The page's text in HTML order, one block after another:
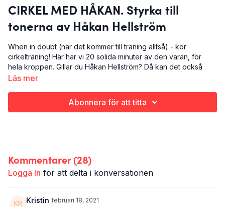
CIRKEL MED HÅKAN. Styrka till
tonerna av Håkan Hellström
When in doubt (när det kommer till träning alltså) - kör
cirkelträning! Här har vi 20 solida minuter av den varan, för
hela kroppen. Gillar du Håkan Hellström? Då kan det också
vara en anledning att köra just det här passet.
Läs mer
Abonnera för att titta
Kommentarer (28)
Logga In för att delta i konversationen
Kristin februari 18, 2021